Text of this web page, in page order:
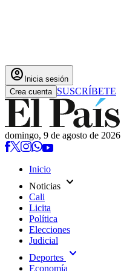
account_circle Inicia sesión
Crea cuenta SUSCRÍBETE
domingo, 9 de agosto de 2026
Inicio
Noticias expand_more
Cali
Licita
Política
Elecciones
Judicial
Deportes expand_more
Economía